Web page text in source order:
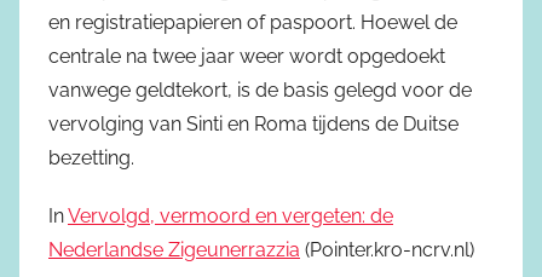
en registratiepapieren of paspoort. Hoewel de
centrale na twee jaar weer wordt opgedoekt
vanwege geldtekort, is de basis gelegd voor de
vervolging van Sinti en Roma tijdens de Duitse
bezetting.
InVervolgd, vermoord en vergeten: de
Nederlandse Zigeunerrazzia (Pointer.kro-ncrv.nl)